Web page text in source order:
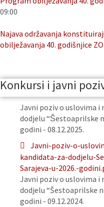
09:00
Najava održavanja
obilježavanja 40. godišnjice
Konkursi i javni
Javni poziv o uslovima i
dodjelu “Šestoaprilske
godini - 08.12.2025.
Javni-poziv-o-
kandidata-za-dodjelu-
Sarajeva-u-2026.-
Javni poziv o uslovima i
dodjelu “Šestoaprilske
godini - 09.12.2024.